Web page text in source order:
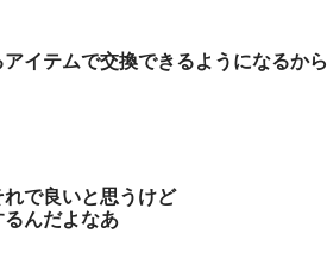
イテムで交換できるようになるから
で良いと思うけど
んだよなあ